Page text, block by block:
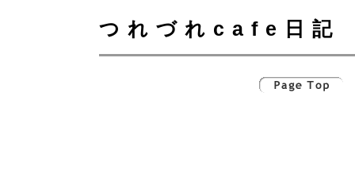
つれづれcafe日記